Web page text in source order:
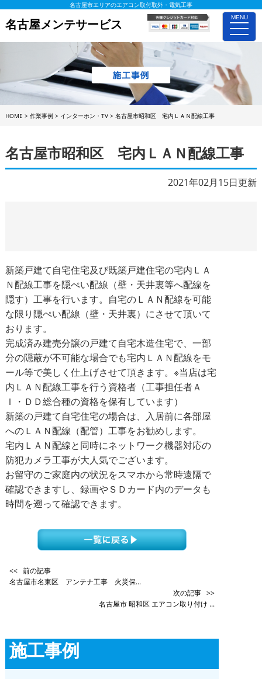
MENU
toggle
名古屋市エリアのエアコン取付取外・電気工事
名古屋メンテサービス
HOME > 作業事例> インターホン・TV> 名古屋市昭和区 宅内ＬＡＮ配線工事
名古屋市昭和区 宅内ＬＡＮ配線工事
2021年02月15日更新
新築戸建て自宅住宅及び既築戸建住宅の宅内ＬＡ
Ｎ配線工事を隠ぺい配線（壁・天井裏等へ配線を
隠す）工事を行います。自宅のＬＡＮ配線を可能
な限り隠ぺい配線（壁・天井裏）にさせて頂いて
おります。
完成済み建売分譲の戸建て自宅木造住宅で、一部
分の隠蔽が不可能な場合でも宅内ＬＡＮ配線をモ
ール等で美しく仕上げさせて頂きます。※当店は宅
内ＬＡＮ配線工事を行う資格者（工事担任者Ａ
Ｉ・ＤＤ総合種の資格を保有しています）
新築の戸建て自宅住宅の場合は、入居前に各部屋
へのＬＡＮ配線（配管）工事をお勧めします。
宅内ＬＡＮ配線と同時にネットワーク機器対応の
防犯カメラ工事が大人気でございます。
お留守のご家庭内の状況をスマホから常時遠隔で
確認できますし、録画やＳＤカード内のデータも
時間を遡って確認できます。
<< 前の記事
名古屋市名東区 アンテナ工事 火災保...
次の記事 >>
名古屋市 昭和区 エアコン取り付け ...
施工事例